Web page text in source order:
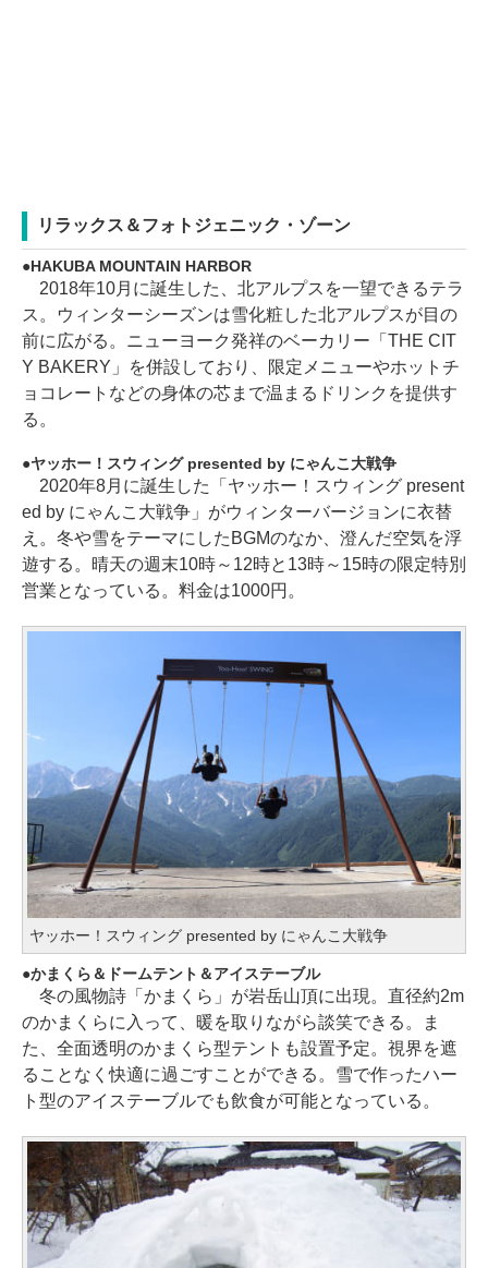
リラックス＆フォトジェニック・ゾーン
HAKUBA MOUNTAIN HARBOR
2018年10月に誕生した、北アルプスを一望できるテラ
ス。ウィンターシーズンは雪化粧した北アルプスが目の
前に広がる。ニューヨーク発祥のベーカリー「THE CIT
Y BAKERY」を併設しており、限定メニューやホットチ
ョコレートなどの身体の芯まで温まるドリンクを提供す
る。
ヤッホー！スウィング presented by にゃんこ大戦争
2020年8月に誕生した「ヤッホー！スウィング present
ed by にゃんこ大戦争」がウィンターバージョンに衣替
え。冬や雪をテーマにしたBGMのなか、澄んだ空気を浮
遊する。晴天の週末10時～12時と13時～15時の限定特別
営業となっている。料金は1000円。
ヤッホー！スウィング presented by にゃんこ大戦争
かまくら＆ドームテント＆アイステーブル
冬の風物詩「かまくら」が岩岳山頂に出現。直径約2m
のかまくらに入って、暖を取りながら談笑できる。ま
た、全面透明のかまくら型テントも設置予定。視界を遮
ることなく快適に過ごすことができる。雪で作ったハー
ト型のアイステーブルでも飲食が可能となっている。